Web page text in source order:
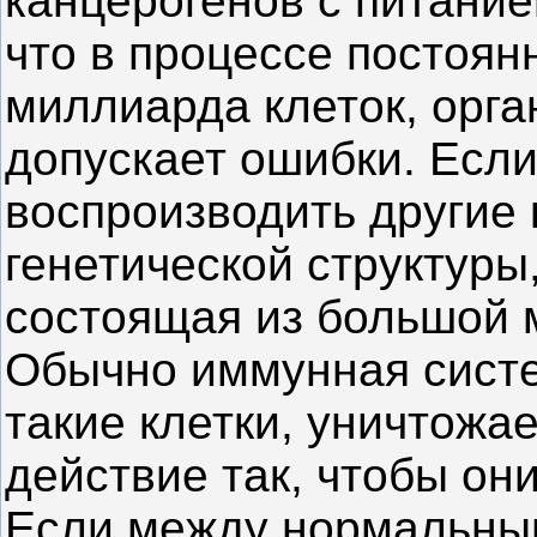
что в процессе
миллиарда клеток,
допускает ошибки.
воспроизводить
генетической
состоящая из большой
Обычно иммунная
такие клетки,
действие так, чтобы